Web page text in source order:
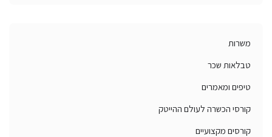
משרות
טבלאות שכר
טיפים ומאמרים
קורסי הכשרה לעולם ההייטק
קורסים מקצועיים